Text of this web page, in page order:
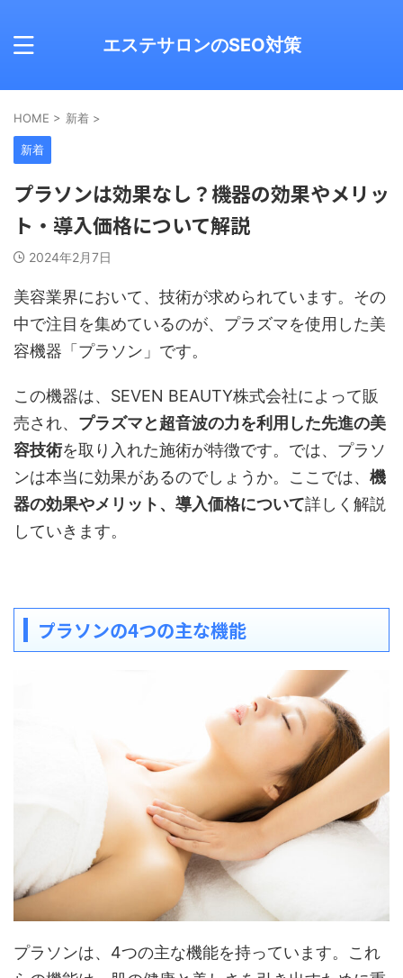
エステサロンのSEO対策
HOME > 新着 >
新着
プラソンは効果なし？機器の効果やメリッ
ト・導入価格について解説
2024年2月7日
美容業界において、技術が求められています。その
中で注目を集めているのが、プラズマを使用した美
容機器「プラソン」です。
この機器は、SEVEN BEAUTY株式会社によって販
売され、 プラズマと超音波の力を利用した先進の美
容技術を取り入れた施術が特徴です。では、プラソ
ンは本当に効果があるのでしょうか。ここでは、 機
器の効果やメリット、導入価格について詳しく解説
していきます。
プラソンの4つの主な機能
プラソンは、4つの主な機能を持っています。これ